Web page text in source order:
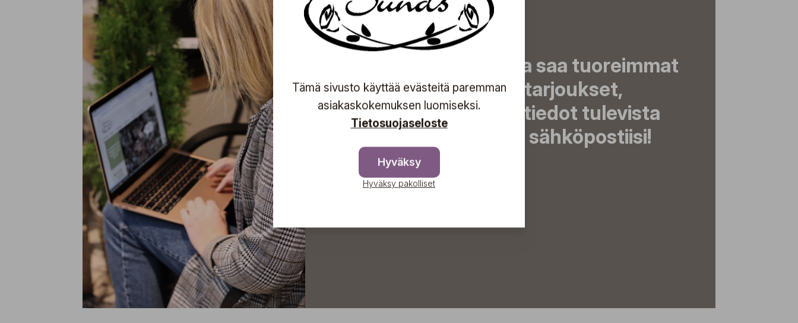
Tilaa uutiskirjeemme ja saa tuoreimmat
uutiset, eksklusiiviset tarjoukset,
inspiroivat vinkit sekä tiedot tulevista
tapahtumista suoraan sähköpostiisi!
Tämä sivusto käyttää evästeitä paremman
asiakaskokemuksen luomiseksi.
Tietosuojaseloste
Hyväksy
Hyväksy pakolliset